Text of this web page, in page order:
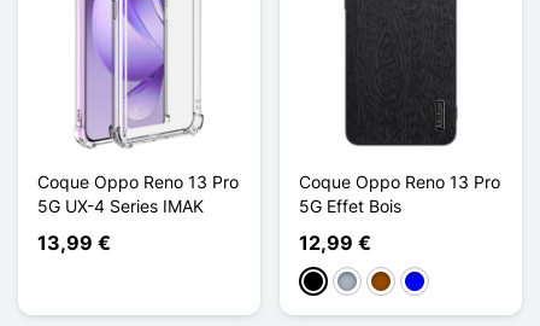
Coque Oppo Reno 13 Pro
5G UX-4 Series IMAK
13,99 €
Coque Oppo Reno 13 Pro
5G Effet Bois
12,99 €
NegroGris Marrón
Azul